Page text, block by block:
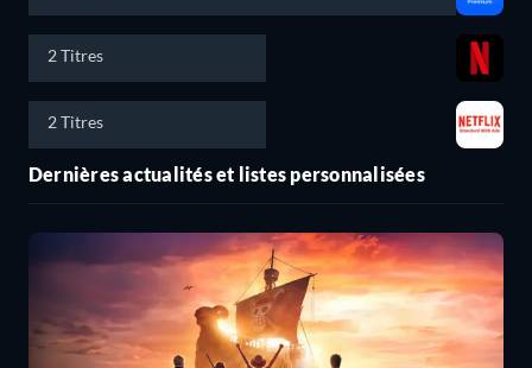
2 Titres
2 Titres
Dernières actualités et listes personnalisées